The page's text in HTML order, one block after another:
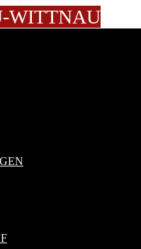
WITTNAU